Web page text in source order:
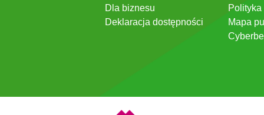
Dla biznesu
Deklaracja dostępności
Mapa